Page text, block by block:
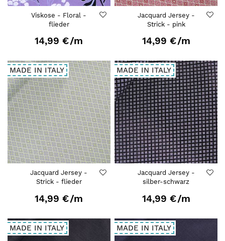
Viskose - Floral -
flieder
14,99 €/m
Jacquard Jersey -
Strick - pink
14,99 €/m
MADE IN ITALY
Jacquard Jersey -
Strick - flieder
14,99 €/m
MADE IN ITALY
Jacquard Jersey -
silber-schwarz
14,99 €/m
MADE IN ITALY MADE IN ITALY